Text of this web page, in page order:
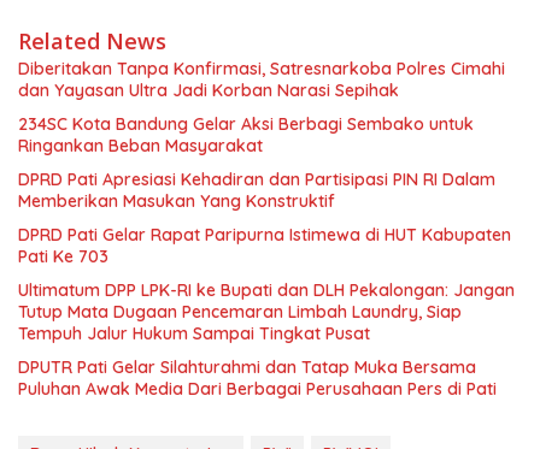
Related News
Diberitakan Tanpa Konfirmasi, Satresnarkoba Polres Cimahi
dan Yayasan Ultra Jadi Korban Narasi Sepihak
234SC Kota Bandung Gelar Aksi Berbagi Sembako untuk
Ringankan Beban Masyarakat
DPRD Pati Apresiasi Kehadiran dan Partisipasi PIN RI Dalam
Memberikan Masukan Yang Konstruktif
DPRD Pati Gelar Rapat Paripurna Istimewa di HUT Kabupaten
Pati Ke 703
Ultimatum DPP LPK-RI ke Bupati dan DLH Pekalongan: Jangan
Tutup Mata Dugaan Pencemaran Limbah Laundry, Siap
Tempuh Jalur Hukum Sampai Tingkat Pusat
DPUTR Pati Gelar Silahturahmi dan Tatap Muka Bersama
Puluhan Awak Media Dari Berbagai Perusahaan Pers di Pati